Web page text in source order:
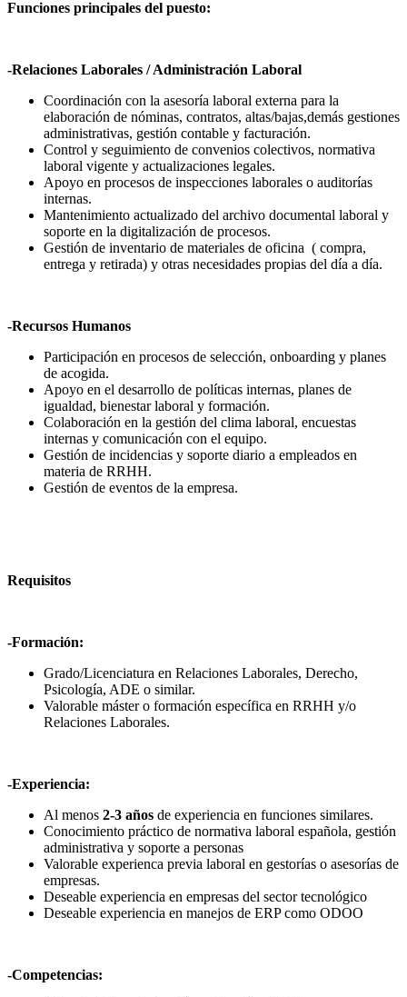
Funciones principales del puesto:
-Relaciones Laborales / Administración Laboral
Coordinación con la asesoría laboral externa para la
elaboración de nóminas, contratos, altas/bajas,demás gestiones
administrativas, gestión contable y facturación.
Control y seguimiento de convenios colectivos, normativa
laboral vigente y actualizaciones legales.
Apoyo en procesos de inspecciones laborales o auditorías
internas.
Mantenimiento actualizado del archivo documental laboral y
soporte en la digitalización de procesos.
Gestión de inventario de materiales de oficina ( compra,
entrega y retirada) y otras necesidades propias del día a día.
-Recursos Humanos
Participación en procesos de selección, onboarding y planes
de acogida.
Apoyo en el desarrollo de políticas internas, planes de
igualdad, bienestar laboral y formación.
Colaboración en la gestión del clima laboral, encuestas
internas y comunicación con el equipo.
Gestión de incidencias y soporte diario a empleados en
materia de RRHH.
Gestión de eventos de la empresa.
Requisitos
-Formación:
Grado/Licenciatura en Relaciones Laborales, Derecho,
Psicología, ADE o similar.
Valorable máster o formación específica en RRHH y/o
Relaciones Laborales.
-Experiencia:
Al menos 2-3 años de experiencia en funciones similares.
Conocimiento práctico de normativa laboral española, gestión
administrativa y soporte a personas
Valorable experienca previa laboral en gestorías o asesorías de
empresas.
Deseable experiencia en empresas del sector tecnológico
Deseable experiencia en manejos de ERP como ODOO
-Competencias: